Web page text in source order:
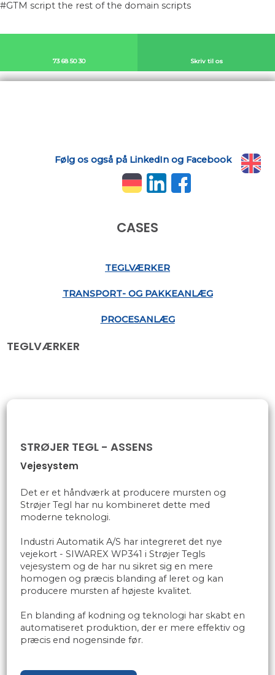
#GTM script the rest of the domain scripts
73 68 50 30​ Skriv til os
Følg os også på LinkedIn og Facebook​​
CASES​
TEGLVÆRKER
TRANSPORT- OG PAKKEANLÆG
PROCESANLÆG
TEGLVÆRKER
​STRØJER TEGL - ASSENS
Vejesystem
Det er et håndværk at producere mursten​ og
Strøjer Tegl har nu kombineret dette med
moderne teknologi.
Industri Automatik A/S har integreret det nye
vejekort - SIWAREX WP341 i Strøjer Tegls
vejesystem og de har nu sikret sig en mere
homogen og præcis blanding af leret og kan
producere mursten af højeste kvalitet.
​En blanding af kodning og teknologi har skabt en
automatiseret produktion, der er mere effektiv og
præcis end nogensinde før.